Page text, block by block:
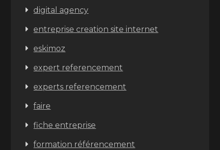
digital agency
entreprise creation site internet
eskimoz
expert referencement
experts referencement
faire
fiche entreprise
formation référencement